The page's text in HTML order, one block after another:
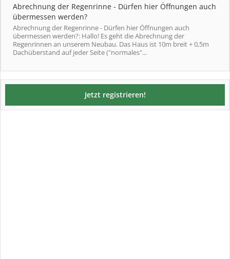
Abrechnung der Regenrinne - Dürfen hier Öffnungen auch
übermessen werden?
Abrechnung der Regenrinne - Dürfen hier Öffnungen auch
übermessen werden?: Hallo! Es geht die Abrechnung der
Regenrinnen an unserem Neubau. Das Haus ist 10m breit + 0,5m
Dachüberstand auf jeder Seite ("normales"...
Jetzt registrieren!